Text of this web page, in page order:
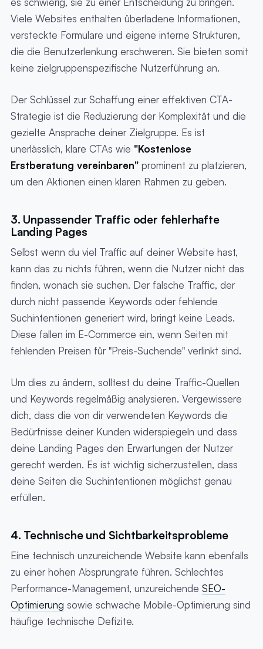
Viele Websites enthalten überladene Informationen,
versteckte Formulare und eigene interne Strukturen,
die die Benutzerlenkung erschweren. Sie bieten somit
keine zielgruppenspezifische Nutzerführung an.
Der Schlüssel zur Schaffung einer effektiven CTA-
Strategie ist die Reduzierung der Komplexität und die
gezielte Ansprache deiner Zielgruppe. Es ist
unerlässlich, klare CTAs wie "Kostenlose
Erstberatung vereinbaren" prominent zu platzieren,
um den Aktionen einen klaren Rahmen zu geben.
3. Unpassender Traffic oder fehlerhafte
Landing Pages
Selbst wenn du viel Traffic auf deiner Website hast,
kann das zu nichts führen, wenn die Nutzer nicht das
finden, wonach sie suchen. Der falsche Traffic, der
durch nicht passende Keywords oder fehlende
Suchintentionen generiert wird, bringt keine Leads.
Diese fallen im E-Commerce ein, wenn Seiten mit
fehlenden Preisen für "Preis-Suchende" verlinkt sind.
Um dies zu ändern, solltest du deine Traffic-Quellen
und Keywords regelmäßig analysieren. Vergewissere
dich, dass die von dir verwendeten Keywords die
Bedürfnisse deiner Kunden widerspiegeln und dass
deine Landing Pages den Erwartungen der Nutzer
gerecht werden. Es ist wichtig sicherzustellen, dass
deine Seiten die Suchintentionen möglichst genau
erfüllen.
4. Technische und Sichtbarkeitsprobleme
Eine technisch unzureichende Website kann ebenfalls
zu einer hohen Absprungrate führen. Schlechtes
Performance-Management, unzureichende SEO-
Optimierung sowie schwache Mobile-Optimierung sind
häufige technische Defizite.